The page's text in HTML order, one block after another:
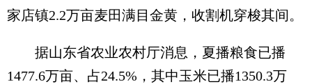
家店镇2.2万亩麦田满目金黄，收割机穿梭其间。
据山东省农业农村厅消息，夏播粮食已播
1477.6万亩、占24.5%，其中玉米已播1350.3万